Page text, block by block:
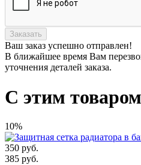
Заказать
Ваш заказ успешно отправлен!
В ближайшее время Вам
уточнения деталей заказа.
С этим
10%
350 руб.
385 руб.